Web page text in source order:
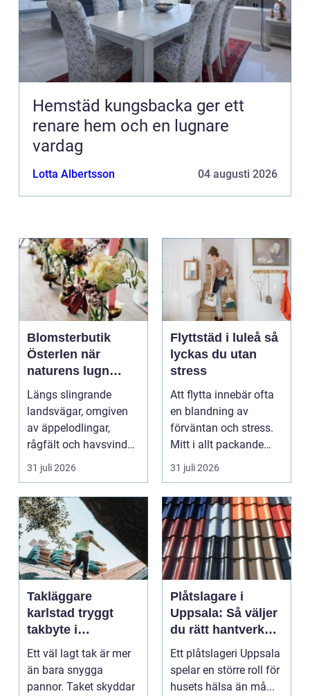
Hemstäd kungsbacka ger ett
renare hem och en lugnare
vardag
Lotta Albertsson 04 augusti 2026
Blomsterbutik
Österlen när
naturens lugn
möter kreativt
hantverk
Längs slingrande
landsvägar, omgiven
av äppelodlingar,
rågfält och havsvindar,
har
blomsterhantverke...
31 juli 2026
Flyttstäd i luleå så
lyckas du utan
stress
Att flytta innebär ofta
en blandning av
förväntan och stress.
Mitt i allt packande
och planerande dy...
31 juli 2026
Takläggare
karlstad tryggt
takbyte i
värmländskt klimat
Ett väl lagt tak är mer
än bara snygga
pannor. Taket skyddar
Plåtslagare i
Uppsala: Så väljer
du rätt hantverkare
för tak och fasad
Ett plåtslageri Uppsala
spelar en större roll för
husets hälsa än må...